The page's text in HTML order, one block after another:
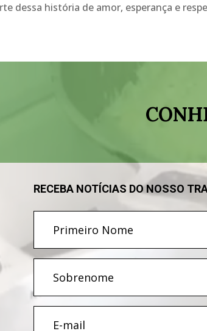
dessa história de amor, esperança e
RECEBA NOTÍCIAS DO NOSSO